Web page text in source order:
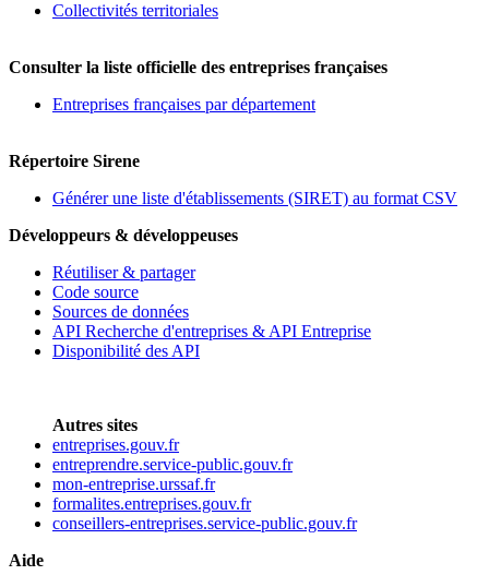
Collectivités territoriales
Consulter la liste officielle des entreprises françaises
Entreprises françaises par département
Répertoire Sirene
Générer une liste d'établissements (SIRET) au format CSV
Développeurs & développeuses
Réutiliser & partager
Code source
Sources de données
API Recherche d'entreprises & API Entreprise
Disponibilité des API
Autres sites
entreprises.gouv.fr
entreprendre.service-public.gouv.fr
mon-entreprise.urssaf.fr
formalites.entreprises.gouv.fr
conseillers-entreprises.service-public.gouv.fr
Aide